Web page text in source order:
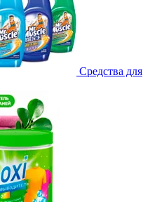
Средства для